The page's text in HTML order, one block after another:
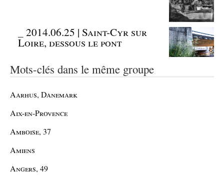
_2014.06.25 | Saint-Cyr sur
Loire, dessous le pont
Mots-clés dans le même groupe
Aarhus, Danemark
Aix-en-Provence
Amboise, 37
Amiens
Angers, 49